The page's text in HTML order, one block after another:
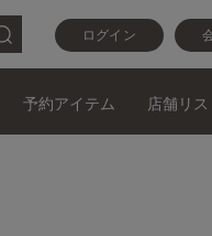
ログイン
予約アイテム 店舗リス